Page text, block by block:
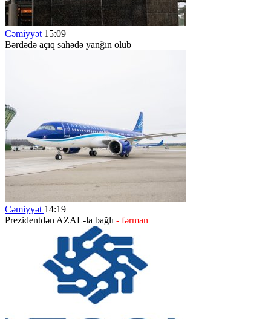
Cəmiyyət 15:09
Bərdədə açıq sahədə yanğın olub
Cəmiyyət 14:19
Prezidentdən AZAL-la bağlı - fərman